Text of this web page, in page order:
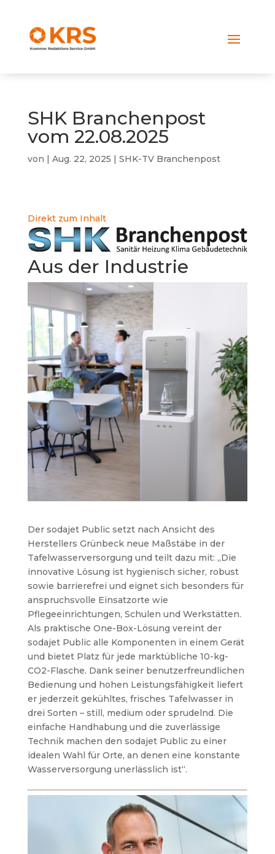
SHK Branchenpost
vom 22.08.2025
von | Aug. 22, 2025 | SHK-TV Branchenpost
Direkt zum Inhalt
Aus der Industrie
Der sodajet Public setzt nach Ansicht des
Herstellers Grünbeck neue Maßstäbe in der
Tafelwasserversorgung und teilt dazu mit: „Die
innovative Lösung ist hygienisch sicher, robust
sowie barrierefrei und eignet sich besonders für
anspruchsvolle Einsatzorte wie
Pflegeeinrichtungen, Schulen und Werkstätten.
Als praktische One-Box-Lösung vereint der
sodajet Public alle Komponenten in einem Gerät
und bietet Platz für jede marktübliche 10-kg-
CO2-Flasche. Dank seiner benutzerfreundlichen
Bedienung und hohen Leistungsfähigkeit liefert
er jederzeit gekühltes, frisches Tafelwasser in
drei Sorten – still, medium oder sprudelnd. Die
einfache Handhabung und die zuverlässige
Technik machen den sodajet Public zu einer
idealen Wahl für Orte, an denen eine konstante
Wasserversorgung unerlässlich ist“.